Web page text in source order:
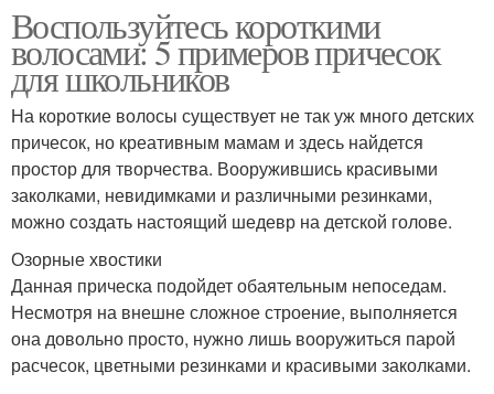
Воспользуйтесь короткими
волосами: 5 примеров причесок
для школьников
На короткие волосы существует не так уж много детских
причесок, но креативным мамам и здесь найдется
простор для творчества. Вооружившись красивыми
заколками, невидимками и различными резинками,
можно создать настоящий шедевр на детской голове.
Озорные хвостики
Данная прическа подойдет обаятельным непоседам.
Несмотря на внешне сложное строение, выполняется
она довольно просто, нужно лишь вооружиться парой
расчесок, цветными резинками и красивыми заколками.